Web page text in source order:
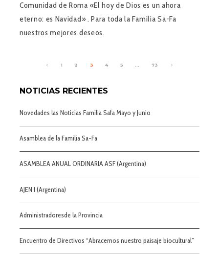
Comunidad de Roma «El hoy de Dios es un ahora
eterno: es Navidad» . Para toda la Familia Sa-Fa
nuestros mejores deseos.
1 2 3 4 5 73
NOTICIAS RECIENTES
Novedades las Noticias Familia Safa Mayo y Junio
Asamblea de la Familia Sa-Fa
ASAMBLEA ANUAL ORDINARIA ASF (Argentina)
AJEN I (Argentina)
Administradoresde la Provincia
Encuentro de Directivos “Abracemos nuestro paisaje biocultural”